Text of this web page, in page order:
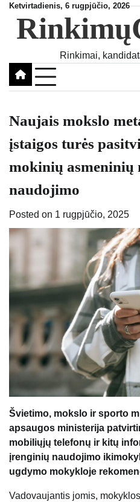
Skip
content
Ketvirtadienis, 6 rugpjūčio, 2026
Rinkimai,
Naujais mokslo
įstaigos turės
mokinių
naudojimo
Posted on 1 rugpjūčio, 2025
Švietimo, mokslo ir sporto
apsaugos ministerija
mobiliųjų telefonų ir kitų
įrenginių naudojimo
ugdymo mokykloje
Vadovaujantis jomis,